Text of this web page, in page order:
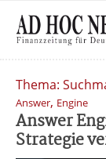
Thema:
Answer, Engine
Answer
Strategie